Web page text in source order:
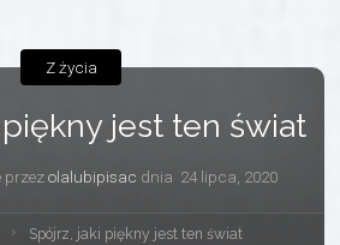
jest ten świat
przez olalubipisac dnia 24 lipca, 2020
Z życia
Spójrz, jaki piękny jest ten świat